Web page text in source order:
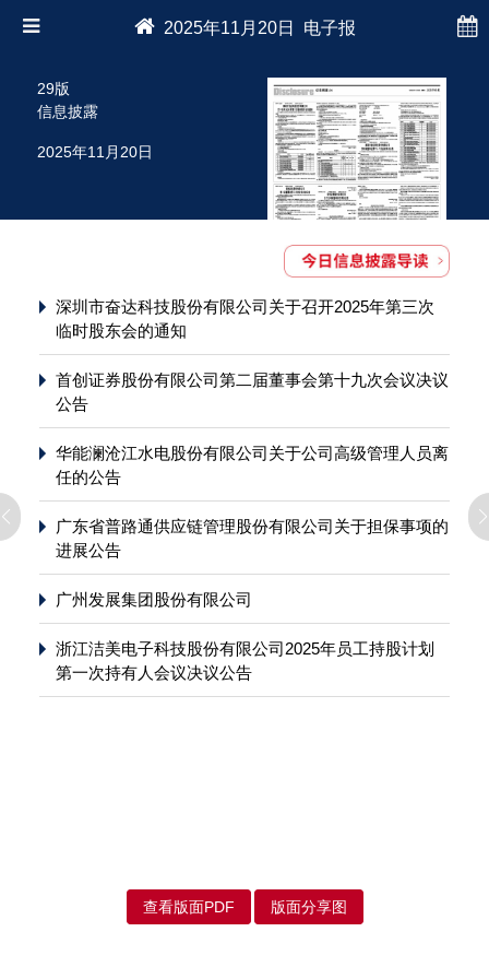
2025年11月20日 电子报
29版
信息披露
2025年11月20日
深圳市奋达科技股份有限公司关于召开2025年第三次
临时股东会的通知
首创证券股份有限公司第二届董事会第十九次会议决议
公告
华能澜沧江水电股份有限公司关于公司高级管理人员离
任的公告
广东省普路通供应链管理股份有限公司关于担保事项的
进展公告
广州发展集团股份有限公司
浙江洁美电子科技股份有限公司2025年员工持股计划
第一次持有人会议决议公告
查看版面PDF 版面分享图